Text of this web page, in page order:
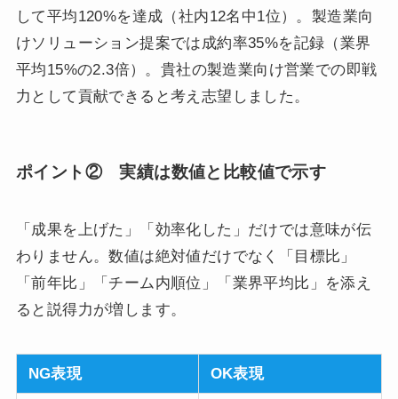
して平均120%を達成（社内12名中1位）。製造業向
けソリューション提案では成約率35%を記録（業界
平均15%の2.3倍）。貴社の製造業向け営業での即戦
力として貢献できると考え志望しました。
ポイント② 実績は数値と比較値で示す
「成果を上げた」「効率化した」だけでは意味が伝
わりません。数値は絶対値だけでなく「目標比」
「前年比」「チーム内順位」「業界平均比」を添え
ると説得力が増します。
NG表現 OK表現